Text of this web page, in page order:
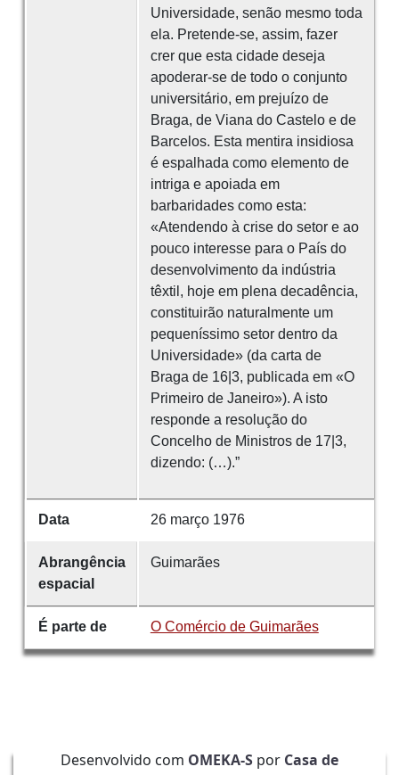
Universidade, senão mesmo toda
ela. Pretende-se, assim, fazer
crer que esta cidade deseja
apoderar-se de todo o conjunto
universitário, em prejuízo de
Braga, de Viana do Castelo e de
Barcelos. Esta mentira insidiosa
é espalhada como elemento de
intriga e apoiada em
barbaridades como esta:
«Atendendo à crise do setor e ao
pouco interesse para o País do
desenvolvimento da indústria
têxtil, hoje em plena decadência,
constituirão naturalmente um
pequeníssimo setor dentro da
Universidade» (da carta de
Braga de 16|3, publicada em «O
Primeiro de Janeiro»). A isto
responde a resolução do
Concelho de Ministros de 17|3,
dizendo: (…).”
Data 26 março 1976
Abrangência
espacial
Guimarães
É parte de O Comércio de Guimarães
Desenvolvido com OMEKA-S por Casa de